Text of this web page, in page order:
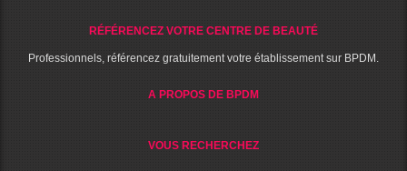
RÉFÉRENCEZ VOTRE CENTRE DE BEAUTÉ
Professionnels, référencez gratuitement votre établissement sur BPDM.
A PROPOS DE BPDM
VOUS RECHERCHEZ